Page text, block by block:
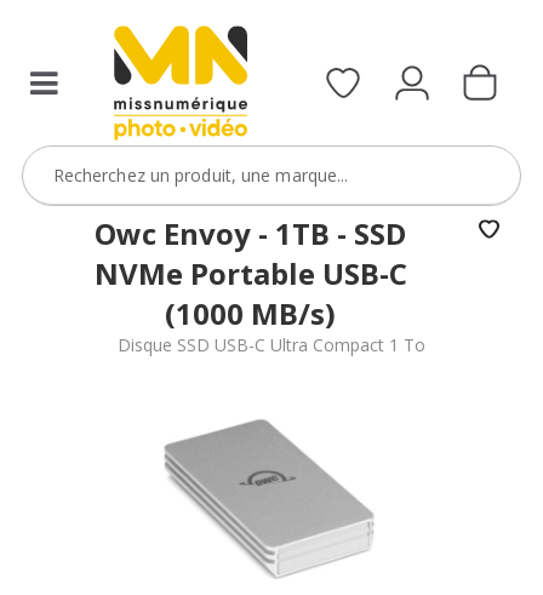
Owc Envoy - 1TB - SSD
NVMe Portable USB-C
(1000 MB/s)
Disque SSD USB-C Ultra Compact 1 To